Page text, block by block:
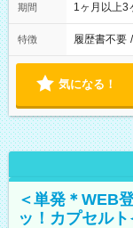
期間 1ヶ月以上3
特徴 履歴書不要 /
気になる！
＜単発＊WEB
ッ！カプセル